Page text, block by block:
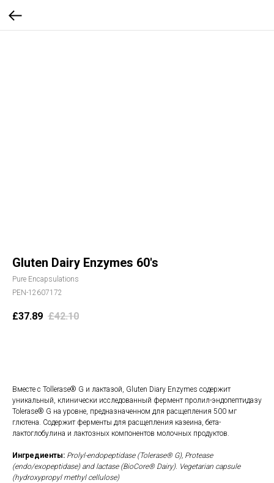
Gluten Dairy Enzymes 60's
Pure Encapsulations
PEN-12607172
£37.89 £42.10
Вместе с Tollerase® G и лактазой, Gluten Diary Enzymes содержит
уникальный, клинически исследованный фермент пролил-эндопептидазу
Tolerase® G на уровне, предназначенном для расщепления 500 мг
глютена. Содержит ферменты для расщепления казеина, бета-
лактоглобулина и лактозных компонентов молочных продуктов.
Ингредиенты: Prolyl-endopeptidase (Tolerase® G), Protease
(endo/exopeptidase) and lactase (BioCore® Dairy). Vegetarian capsule
(hydroxypropyl methyl cellulose)